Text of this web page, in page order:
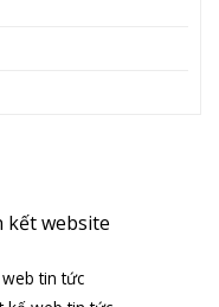
kết website
tin tức